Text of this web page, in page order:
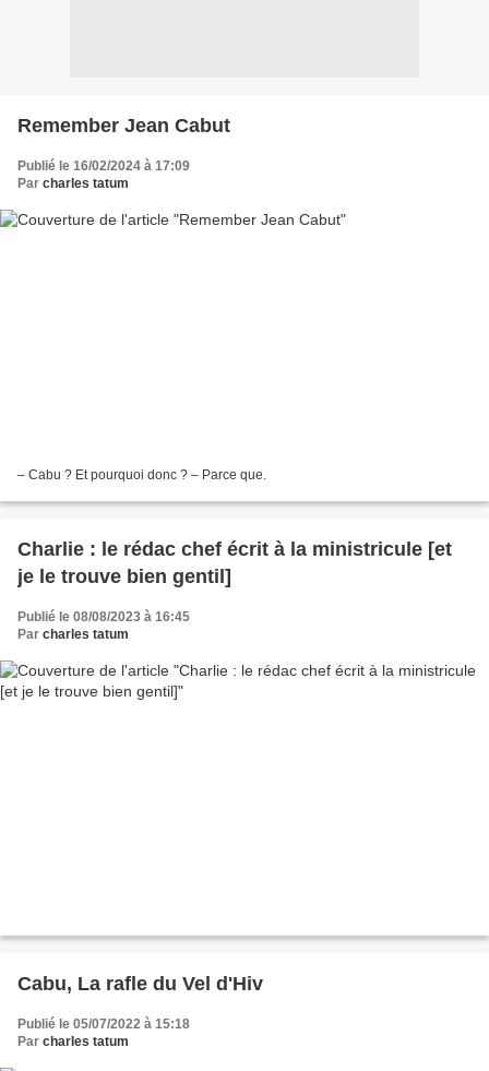
Remember Jean Cabut
Publié le 16/02/2024 à 17:09
Par charles tatum
– Cabu ? Et pourquoi donc ? – Parce que.
Charlie : le rédac chef écrit à la ministricule [et
je le trouve bien gentil]
Publié le 08/08/2023 à 16:45
Par charles tatum
Cabu, La rafle du Vel d'Hiv
Publié le 05/07/2022 à 15:18
Par charles tatum